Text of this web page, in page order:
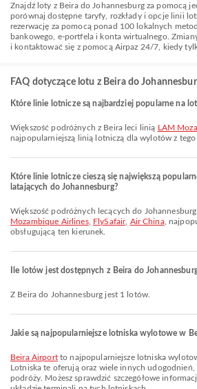
Znajdź loty z Beira do Johannesburg za pomocą
porównaj dostępne taryfy, rozkłady i opcje linii
rezerwację za pomocą ponad 100 lokalnych
bankowego, e-portfela i konta wirtualnego.
i kontaktować się z pomocą Airpaz 24/7, kiedy
FAQ dotyczące lotu z Beira do
Które linie lotnicze są najbardziej popularne na
Większość podróżnych z Beira leci linią LAM
najpopularniejszą linią lotniczą dla wylotów z tego
Które linie lotnicze cieszą się największą
latających do Johannesburg?
Większość podróżnych lecących do
Mozambique Airlines, FlySafair, Air China,
obsługującą ten kierunek.
Ile lotów jest dostępnych z Beira do
Z Beira do Johannesburg jest 1 lotów.
Jakie są najpopularniejsze lotniska wylotowe w
Beira Airportto najpopularniejsze lotniska
Lotniska te oferują oraz wiele innych
podróży. Możesz sprawdzić szczegółowe